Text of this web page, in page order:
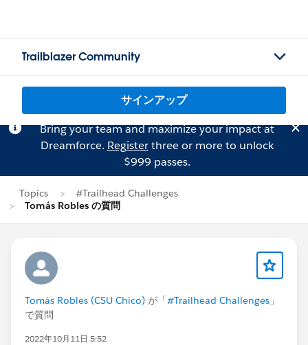
Trailblazer Community
サインアップ
Bring your team and maximize your impact at
Dreamforce. Registerthree or more to unlock
$999 passes.
Topics
#Trailhead Challenges
Tomás Robles の質問
Tomás Robles (CSU Chico) が「#Trailhead Challenges 」
で質問
2022年10月11日 5:52